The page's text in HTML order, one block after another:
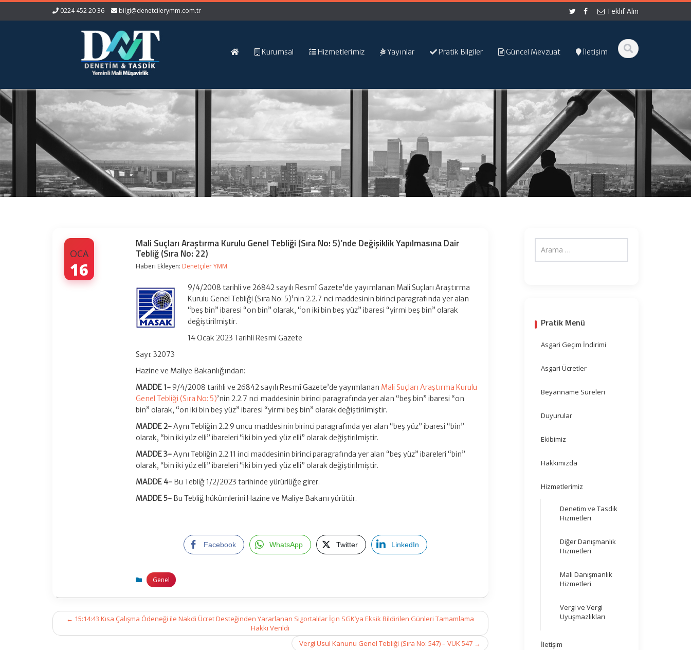
0224 452 20 36 bilgi@denetcilerymm.com.tr Teklif Alın
Kurumsal Hizmetlerimiz Yayınlar Pratik Bilgiler Güncel Mevzuat İletişim
OCA
16
Mali Suçları Araştırma Kurulu Genel Tebliği (Sıra No: 5)’nde Değişiklik Yapılmasına Dair
Tebliğ (Sıra No: 22)
Haberi Ekleyen: Denetçiler YMM
9/4/2008 tarihli ve 26842 sayılı Resmî Gazete’de yayımlanan Mali Suçları Araştırma
Kurulu Genel Tebliği (Sıra No: 5)’nin 2.2.7 nci maddesinin birinci paragrafında yer alan
“beş bin” ibaresi “on bin” olarak, “on iki bin beş yüz” ibaresi “yirmi beş bin” olarak
değiştirilmiştir.
14 Ocak 2023 Tarihli Resmi Gazete
Sayı: 32073
Hazine ve Maliye Bakanlığından:
MADDE 1-9/4/2008 tarihli ve 26842 sayılı Resmî Gazete’de yayımlanan Mali Suçları Araştırma Kurulu
Genel Tebliği (Sıra No: 5)’nin 2.2.7 nci maddesinin birinci paragrafında yer alan “beş bin” ibaresi “on
bin” olarak, “on iki bin beş yüz” ibaresi “yirmi beş bin” olarak değiştirilmiştir.
MADDE 2-Aynı Tebliğin 2.2.9 uncu maddesinin birinci paragrafında yer alan “beş yüz” ibaresi “bin”
olarak, “bin iki yüz elli” ibareleri “iki bin yedi yüz elli” olarak değiştirilmiştir.
MADDE 3-Aynı Tebliğin 2.2.11 inci maddesinin birinci paragrafında yer alan “beş yüz” ibareleri “bin”
olarak, “bin iki yüz elli” ibareleri “iki bin yedi yüz elli” olarak değiştirilmiştir.
MADDE 4- Bu Tebliğ 1/2/2023 tarihinde yürürlüğe girer.
MADDE 5- Bu Tebliğ hükümlerini Hazine ve Maliye Bakanı yürütür.
Facebook WhatsApp Twitter LinkedIn
Genel
Post
navigation
← 15:14:43 Kısa Çalışma Ödeneği ile Nakdi Ücret Desteğinden Yararlanan Sigortalılar İçin SGK’ya Eksik Bildirilen Günleri Tamamlama
Hakkı Verildi
Vergi Usul Kanunu Genel Tebliği (Sıra No: 547) – VUK 547 →
Pratik Menü
Asgari Geçim İndirimi
Asgari Ücretler
Beyanname Süreleri
Duyurular
Ekibimiz
Hakkımızda
Hizmetlerimiz
Denetim ve Tasdik
Hizmetleri
Diğer Danışmanlık
Hizmetleri
Mali Danışmanlık
Hizmetleri
Vergi ve Vergi
Uyuşmazlıkları
İletişim